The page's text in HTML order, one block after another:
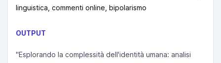
linguistica, commenti online, bipolarismo
OUTPUT
"Esplorando la complessità dell'identità umana: analisi